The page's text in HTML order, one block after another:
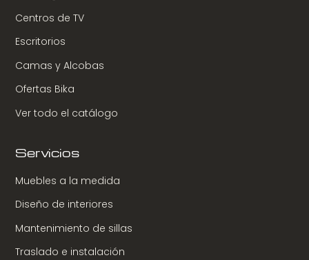
Centros de TV
Escritorios
Camas y Alcobas
Ofertas Bika
Ver todo el catálogo
Servicios
Muebles a la medida
Diseño de interiores
Mantenimiento de sillas
Traslado e instalación